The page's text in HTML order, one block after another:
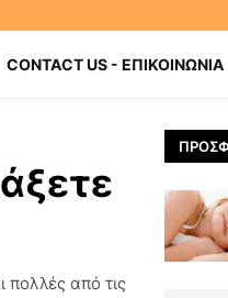
CONTACT US - ΕΠΙΚΟΙΝΩΝΊΑ
πολλές από τις